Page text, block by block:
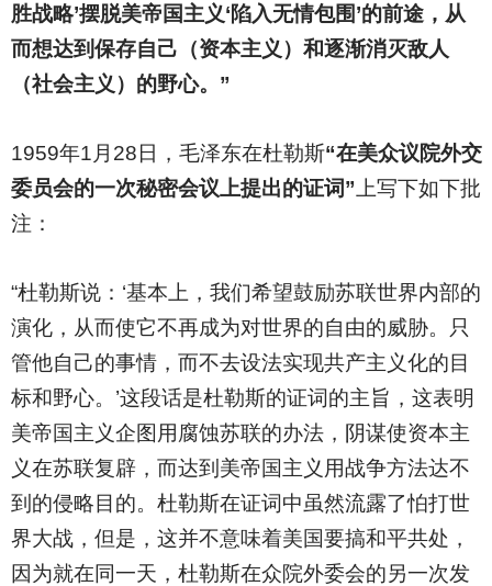
胜战略’摆脱美帝国主义‘陷入无情包围’的前途，从
而想达到保存自己（资本主义）和逐渐消灭敌人
（社会主义）的野心。”
1959年1月28日，毛泽东在杜勒斯“在美众议院外交
委员会的一次秘密会议上提出的证词” 上写下如下批
注：
“杜勒斯说：‘基本上，我们希望鼓励苏联世界内部的
演化，从而使它不再成为对世界的自由的威胁。只
管他自己的事情，而不去设法实现共产主义化的目
标和野心。’这段话是杜勒斯的证词的主旨，这表明
美帝国主义企图用腐蚀苏联的办法，阴谋使资本主
义在苏联复辟，而达到美帝国主义用战争方法达不
到的侵略目的。杜勒斯在证词中虽然流露了怕打世
界大战，但是，这并不意味着美国要搞和平共处，
因为就在同一天，杜勒斯在众院外委会的另一次发